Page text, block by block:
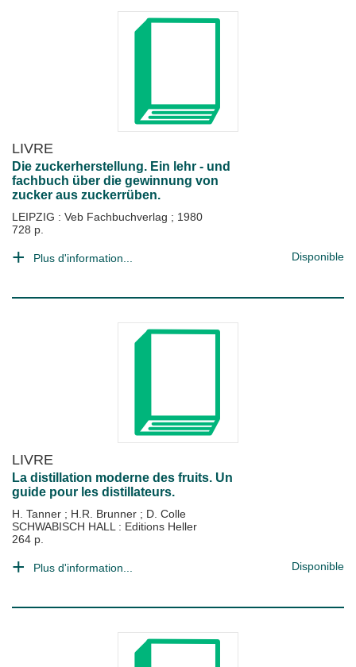
LIVRE
Die zuckerherstellung. Ein lehr - und
fachbuch über die gewinnung von
zucker aus zuckerrüben.
LEIPZIG : Veb Fachbuchverlag ; 1980
728 p.
Plus d'information... Disponible
LIVRE
La distillation moderne des fruits. Un
guide pour les distillateurs.
H. Tanner ; H.R. Brunner ; D. Colle
SCHWABISCH HALL : Editions Heller
264 p.
Plus d'information... Disponible